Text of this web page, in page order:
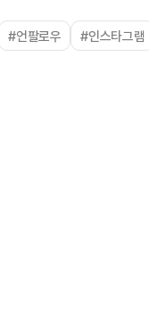
#언팔로우 #인스타그램